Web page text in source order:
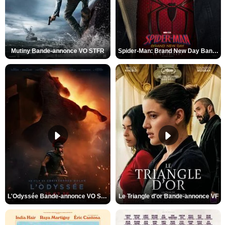
Mutiny Bande-annonce VO STFR Spider-Man: Brand New Day Bande-annonce VO STFR
L'Odyssée Bande-annonce VO STFR Le Triangle d'or Bande-annonce VF